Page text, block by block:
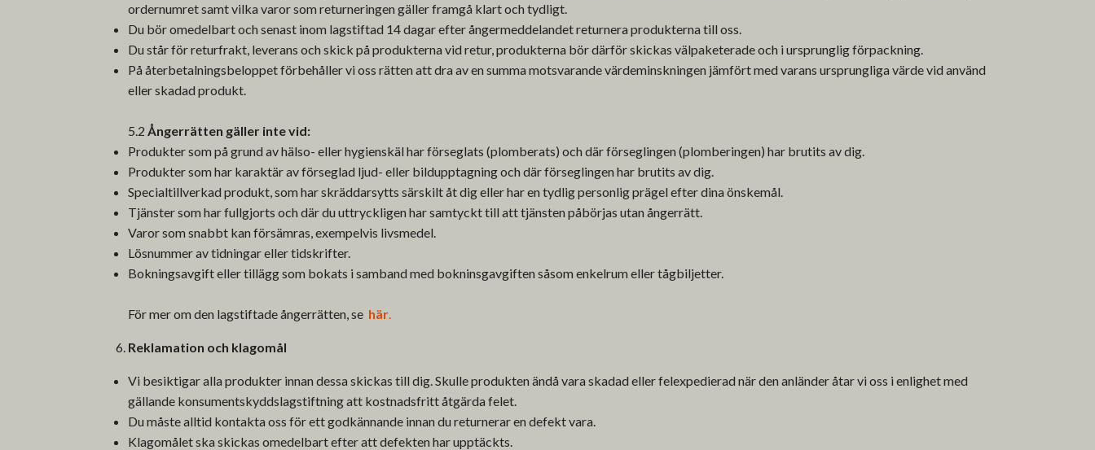
ordernumret samt vilka varor som returneringen gäller framgå klart och tydligt.
Du bör omedelbart och senast inom lagstiftad 14 dagar efter ångermeddelandet returnera produkterna till oss.
Du står för returfrakt, leverans och skick på produkterna vid retur, produkterna bör därför skickas välpaketerade och i ursprunglig förpackning.
På återbetalningsbeloppet förbehåller vi oss rätten att dra av en summa motsvarande värdeminskningen jämfört med varans ursprungliga värde vid använd
eller skadad produkt.
5.2 Ångerrätten gäller inte vid:
Produkter som på grund av hälso- eller hygienskäl har förseglats (plomberats) och där förseglingen (plomberingen) har brutits av dig.
Produkter som har karaktär av förseglad ljud- eller bildupptagning och där förseglingen har brutits av dig.
Specialtillverkad produkt, som har skräddarsytts särskilt åt dig eller har en tydlig personlig prägel efter dina önskemål.
Tjänster som har fullgjorts och där du uttryckligen har samtyckt till att tjänsten påbörjas utan ångerrätt.
Varor som snabbt kan försämras, exempelvis livsmedel.
Lösnummer av tidningar eller tidskrifter.
Bokningsavgift eller tillägg som bokats i samband med bokninsgavgiften såsom enkelrum eller tågbiljetter.
För mer om den lagstiftade ångerrätten, se här.
Reklamation och klagomål
Vi besiktigar alla produkter innan dessa skickas till dig. Skulle produkten ändå vara skadad eller felexpedierad när den anländer åtar vi oss i enlighet med
gällande konsumentskyddslagstiftning att kostnadsfritt åtgärda felet.
Du måste alltid kontakta oss för ett godkännande innan du returnerar en defekt vara.
Klagomålet ska skickas omedelbart efter att defekten har upptäckts.